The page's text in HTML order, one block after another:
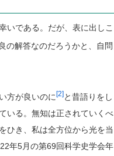
いである。だが、表に出しこ
の解答なのだろうかと、自問
方が良いのに[2]と昔語りをし
いる。無知は正されていくべ
ひき、私は全方位から光を当
年5月の第69回科学史学会年